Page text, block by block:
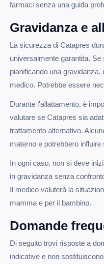
farmaci senza una guida
Gravidanza e
La sicurezza di Catapres
universalmente garantita.
pianificando una
medico. Potrebbe essere
Durante l'allattamento, è
valutare se Catapres sia
trattamento alternativo.
materno e potrebbero influire
In ogni caso, non si deve
in gravidanza senza
Il medico valuterà la
mamma e per il bambino.
Domande
Di seguito trovi risposte a
indicative e non